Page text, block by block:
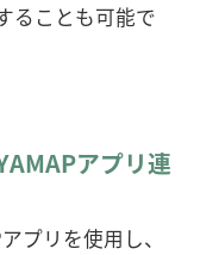
ることも可能で
アプリ連
プリを使用し、